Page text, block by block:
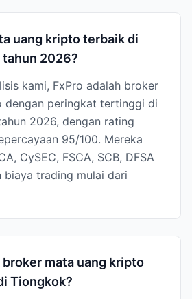
uang kripto terbaik di
2026?
kami, FxPro adalah broker
dengan peringkat tertinggi di
2026, dengan rating
95/100. Mereka
CySEC, FSCA, SCB, DFSA
biaya trading mulai dari
broker mata uang kripto
Tiongkok?